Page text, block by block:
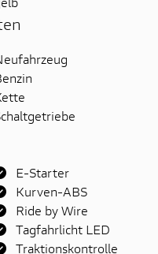
E-Starter
Kurven-ABS
Ride by Wire
Tagfahrlicht LED
Traktionskontrolle